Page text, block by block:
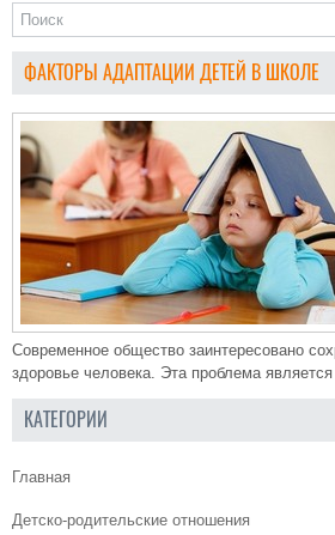
ФАКТОРЫ АДАПТАЦИИ ДЕТЕЙ В ШКОЛЕ
Современное общество заинтересовано
здоровье человека. Эта проблема
КАТЕГОРИИ
Главная
Детско-родительские отношения